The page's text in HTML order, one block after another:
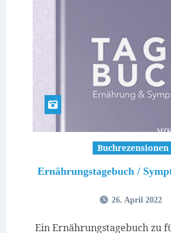
Buchrezensionen
Ernährungstagebuch /
26. April 2022
Ein Ernährungstagebuch zu führen, in dem